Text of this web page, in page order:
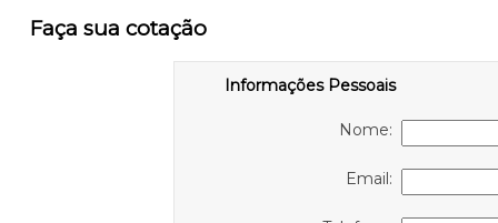
Faça sua cotação
Informações Pessoais
Nome:
Email: